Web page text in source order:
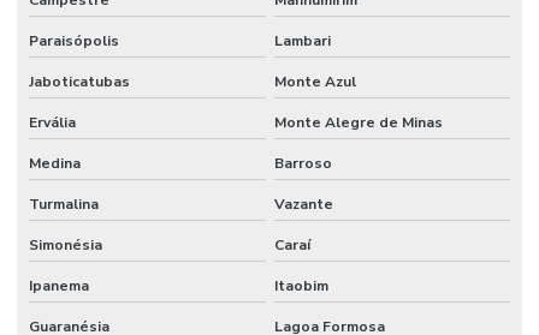
Orçamento manutenção industrial
Orçamento de manutenção preventiva
Planejamento De Manutenção Preventiva
Planos De Manutenção Preventiva Para Indústrias
Planos de manutenção preventiva
Prevenção De Falhas Em Equipamentos
Profissionais de manutenção
Paraisópolis Lambari
Jaboticatubas Monte Azul
Ervália Monte Alegre de Minas
Medina Barroso
Turmalina Vazante
Simonésia Caraí
Ipanema Itaobim
Guaranésia Lagoa Formosa